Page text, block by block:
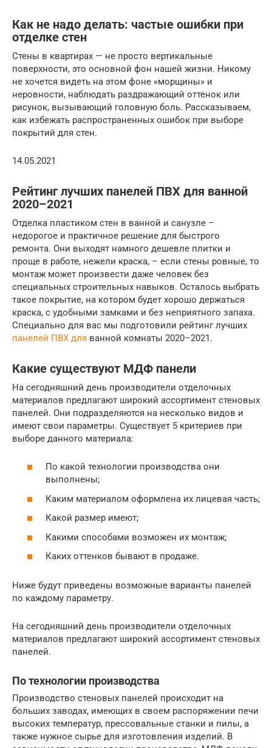
Как не надо делать: частые ошибки при
отделке стен
Стены в квартирах — не просто вертикальные
поверхности, это основной фон нашей жизни. Никому
не хочется видеть на этом фоне «морщины»‎ и
неровности, наблюдать раздражающий оттенок или
рисунок, вызывающий головную боль. Рассказываем,
как избежать распространенных ошибок при выборе
покрытий для стен.
14.05.2021
Рейтинг лучших панелей ПВХ для ванной
2020–2021
Отделка пластиком стен в ванной и санузле –
недорогое и практичное решение для быстрого
ремонта. Они выходят намного дешевле плитки и
проще в работе, нежели краска, – если стены ровные, то
монтаж может произвести даже человек без
специальных строительных навыков. Осталось выбрать
такое покрытие, на котором будет хорошо держаться
краска, с удобными замками и без неприятного запаха.
Специально для вас мы подготовили рейтинг лучших
панелей ПВХ для ванной комнаты 2020–2021.
Какие существуют МДФ панели
На сегодняшний день производители отделочных
материалов предлагают широкий ассортимент стеновых
панелей. Они подразделяются на несколько видов и
имеют свои параметры. Существует 5 критериев при
выборе данного материала:
По какой технологии производства они
выполнены;
Каким материалом оформлена их лицевая часть;
Какой размер имеют;
Какими способами возможен их монтаж;
Каких оттенков бывают в продаже.
Ниже будут приведены возможные варианты панелей
по каждому параметру.
На сегодняшний день производители отделочных
материалов предлагают широкий ассортимент стеновых
панелей.
По технологии производства
Производство стеновых панелей происходит на
больших заводах, имеющих в своем распоряжении печи
высоких температур, прессовальные станки и пилы, а
также нужное сырье для изготовления изделий. В